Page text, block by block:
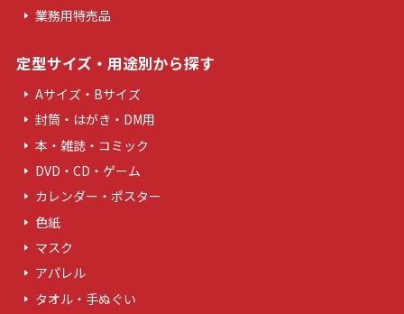
業務用特売品
定型サイズ・用途別から探す
Aサイズ・Bサイズ
封筒・はがき・DM用
本・雑誌・コミック
DVD・CD・ゲーム
カレンダー・ポスター
色紙
マスク
アパレル
タオル・手ぬぐい